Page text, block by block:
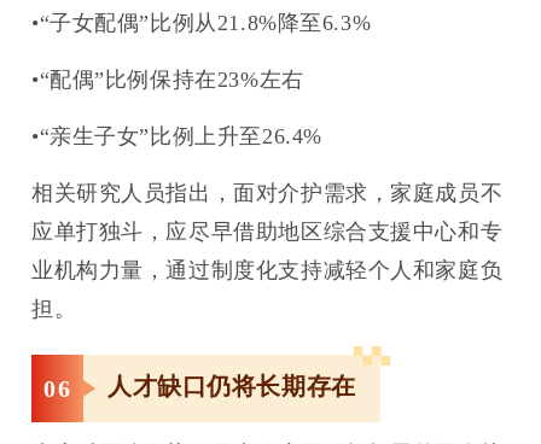
•“子女配偶”比例从21.8%降至6.3%
•“配偶”比例保持在23%左右
•“亲生子女”比例上升至26.4%
相关研究人员指出，面对介护需求，家庭成员不
应单打独斗，应尽早借助地区综合支援中心和专
业机构力量，通过制度化支持减轻个人和家庭负
担。
06 人才缺口仍将长期存在